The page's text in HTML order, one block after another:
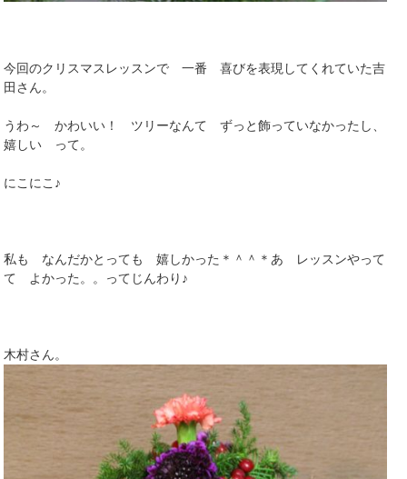
今回のクリスマスレッスンで 一番 喜びを表現してくれていた吉
田さん。
うわ～ かわいい！ ツリーなんて ずっと飾っていなかったし、
嬉しい って。
にこにこ♪
私も なんだかとっても 嬉しかった＊＾＾＊あ レッスンやって
て よかった。。ってじんわり♪
木村さん。